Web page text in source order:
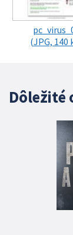
(JPG, 140
Dôležité